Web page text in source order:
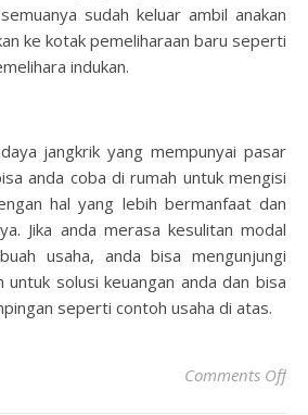
sudah keluar ambil anakan
ke kotak pemeliharaan baru seperti
indukan.
jangkrik yang mempunyai pasar
anda coba di rumah untuk mengisi
hal yang lebih bermanfaat dan
Jika anda merasa kesulitan modal
usaha, anda bisa mengunjungi
untuk solusi keuangan anda dan bisa
seperti contoh usaha di atas.
Comments Offon